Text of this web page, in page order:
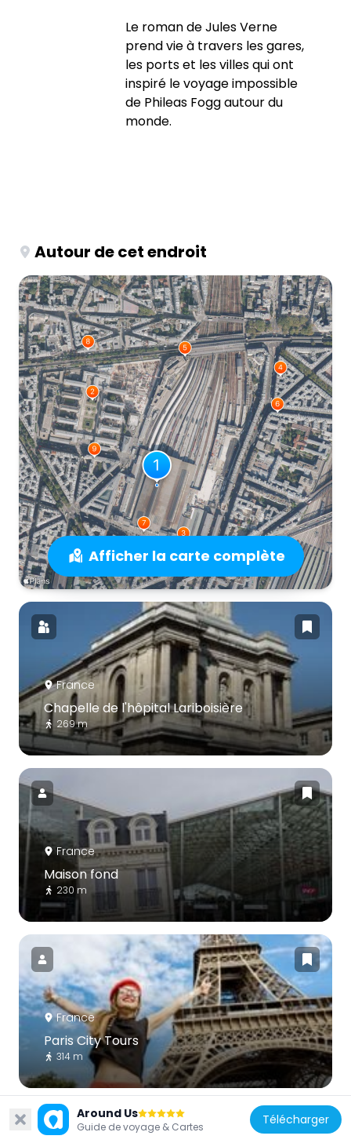
Le roman de Jules Verne
prend vie à travers les gares,
les ports et les villes qui ont
inspiré le voyage impossible
de Phileas Fogg autour du
monde.
Autour de cet endroit
Afficher la carte complète
France
Chapelle de l'hôpital Lariboisière
269 m
France
Maison fond
230 m
France
Paris City Tours
314 m
Around Us
Guide de voyage & Cartes Télécharger